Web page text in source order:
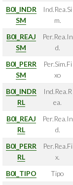
B0I_INDR
SM
Ind.Rea.Si
m.
B0I_REAJ
SM
Per.Rea.In
d.
B0I_PERR
SM
Per.Sim.Fi
xo
B0I_INDR
RL
Ind.Rea.R
ea.
B0I_REAJ
RL
Per.Rea.In
d.
B0I_PERR
RL
Per.Rea.Fi
x.
B0I_TIPO Tipo